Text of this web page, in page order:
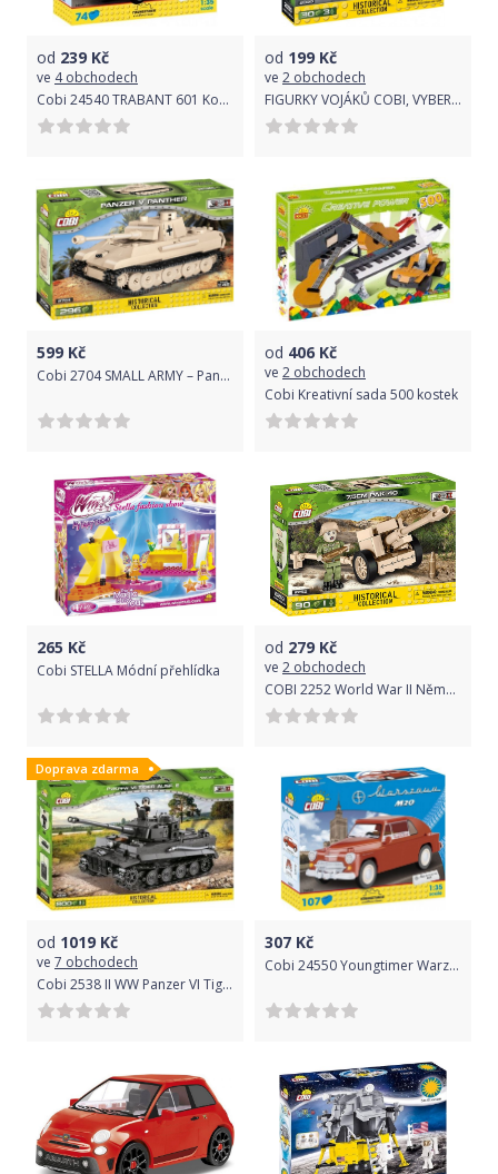
od 239 Kč
ve 4 obchodech
Cobi 24540 TRABANT 601 Kombi, 74 k
od 199 Kč
ve 2 obchodech
FIGURKY VOJÁKŮ COBI, VYBERTE SI: NĚMECKÁ ARMÁDA AFRIKAKORPS COBI-2050
599 Kč
Cobi 2704 SMALL ARMY – Panzer V Panther, 1:48, 296 k
od 406 Kč
ve 2 obchodech
Cobi Kreativní sada 500 kostek
265 Kč
Cobi STELLA Módní přehlídka
od 279 Kč
ve 2 obchodech
COBI 2252 World War II Německé protitankové dělo 7,5 cm PaK 40
Doprava zdarma
od 1019 Kč
ve 7 obchodech
Cobi 2538 II WW Panzer VI Tiger Ausf. E, 800 k, 1 f
307 Kč
Cobi 24550 Youngtimer Warzsawa M20